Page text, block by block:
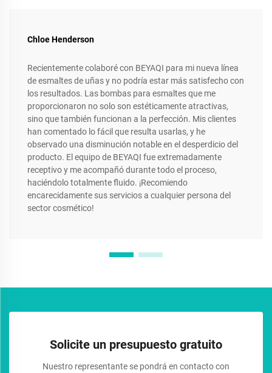
Chloe Henderson
Recientemente colaboré con BEYAQI para mi nueva línea
de esmaltes de uñas y no podría estar más satisfecho con
los resultados. Las bombas para esmaltes que me
proporcionaron no solo son estéticamente atractivas,
sino que también funcionan a la perfección. Mis clientes
han comentado lo fácil que resulta usarlas, y he
observado una disminución notable en el desperdicio del
producto. El equipo de BEYAQI fue extremadamente
receptivo y me acompañó durante todo el proceso,
haciéndolo totalmente fluido. ¡Recomiendo
encarecidamente sus servicios a cualquier persona del
sector cosmético!
Solicite un presupuesto gratuito
Nuestro representante se pondrá en contacto con